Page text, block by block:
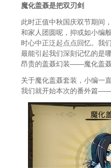
魔化盖聂是把双刃剑
此时正值中秋国庆双节期间
和家人团圆呢，抑或如小编
时心中正泛起点点回忆。我
最能引起我们深刻记忆的是
昂贵的盖聂幻装——魔化盖聂
关于魔化盖聂套装，小编一
我们就开始本次的番外篇——